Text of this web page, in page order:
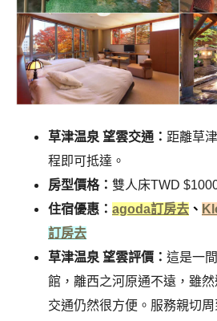
草津温泉 望雲交通： 距離草
程即可抵達。
房型價格： 雙人床TWD
住宿優惠： agoda訂房去 、
訂房去
草津温泉 望雲評價： 這是一
館，離西之河原通不遠，雖
交通仍然很方便。服務親切